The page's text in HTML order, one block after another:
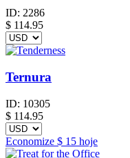
ID: 2286
$ 114.95
Ternura
ID: 10305
$ 114.95
Economize $ 15 hoje